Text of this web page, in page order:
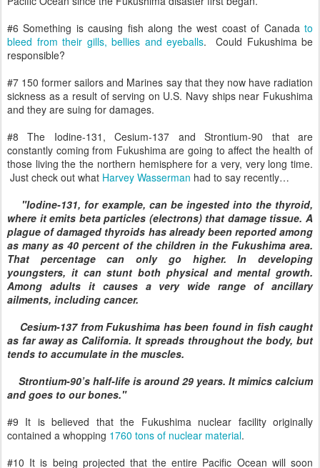
#6 Something is causing fish along the west coast of Canada to
bleed from their gills, bellies and eyeballs. Could Fukushima be
responsible?
#7 150 former sailors and Marines say that they now have radiation
sickness as a result of serving on U.S. Navy ships near Fukushima
and they are suing for damages.
#8 The Iodine-131, Cesium-137 and Strontium-90 that are
constantly coming from Fukushima are going to affect the health of
those living the the northern hemisphere for a very, very long time.
Just check out what Harvey Wasserman had to say recently…
"Iodine-131, for example, can be ingested into the thyroid,
where it emits beta particles (electrons) that damage tissue. A
plague of damaged thyroids has already been reported among
as many as 40 percent of the children in the Fukushima area.
That percentage can only go higher. In developing
youngsters, it can stunt both physical and mental growth.
Among adults it causes a very wide range of ancillary
ailments, including cancer.
Cesium-137 from Fukushima has been found in fish caught
as far away as California. It spreads throughout the body, but
tends to accumulate in the muscles.
Strontium-90’s half-life is around 29 years. It mimics calcium
and goes to our bones."
#9 It is believed that the Fukushima nuclear facility originally
contained a whopping 1760 tons of nuclear material.
#10 It is being projected that the entire Pacific Ocean will soon